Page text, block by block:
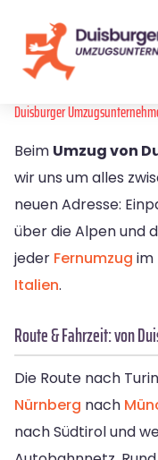
Duisburger
Beim Umzug von
wir uns um alles
neuen Adresse:
über die Alpen und
jeder Fernumzug im
Italien.
Route & Fahrzeit: von
Die Route nach
Nürnberg nach
nach Südtirol und